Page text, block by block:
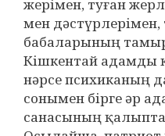
жерімен, туған
мен дәстүрлерімен,
бабаларының
Кішкентай адамды
нәрсе психиканың
сонымен бірге әр
санасының